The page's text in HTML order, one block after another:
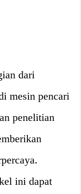
dari
mesin pencari
penelitian
ini dapat